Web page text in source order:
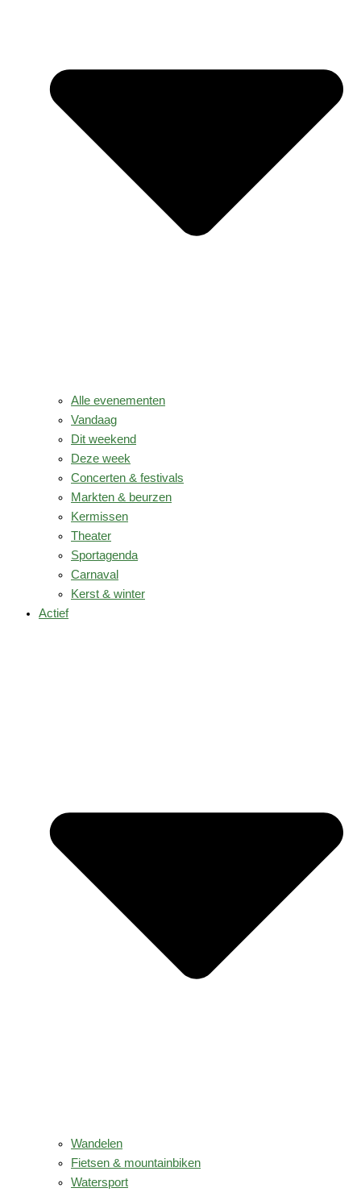
Alle evenementen
Vandaag
Dit weekend
Deze week
Concerten & festivals
Markten & beurzen
Kermissen
Theater
Sportagenda
Carnaval
Kerst & winter
Actief
Wandelen
Fietsen & mountainbiken
Watersport